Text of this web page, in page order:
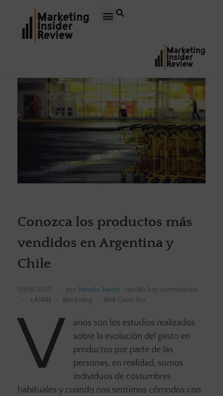
Conozca los productos más
vendidos en Argentina y
Chile
09/11/2020 por Pamela Sarchi con No hay comentarios
LATAM
Marketing MIR Cono Sur
V
arios son los estudios realizados
sobre la evolución del gasto en
productos por parte de las
personas, en realidad, somos
individuos de costumbres
habituales y cuando nos sentimos cómodos con